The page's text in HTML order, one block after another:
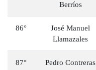
Berríos
86°
José Manuel
Llamazales
87° Pedro Contreras